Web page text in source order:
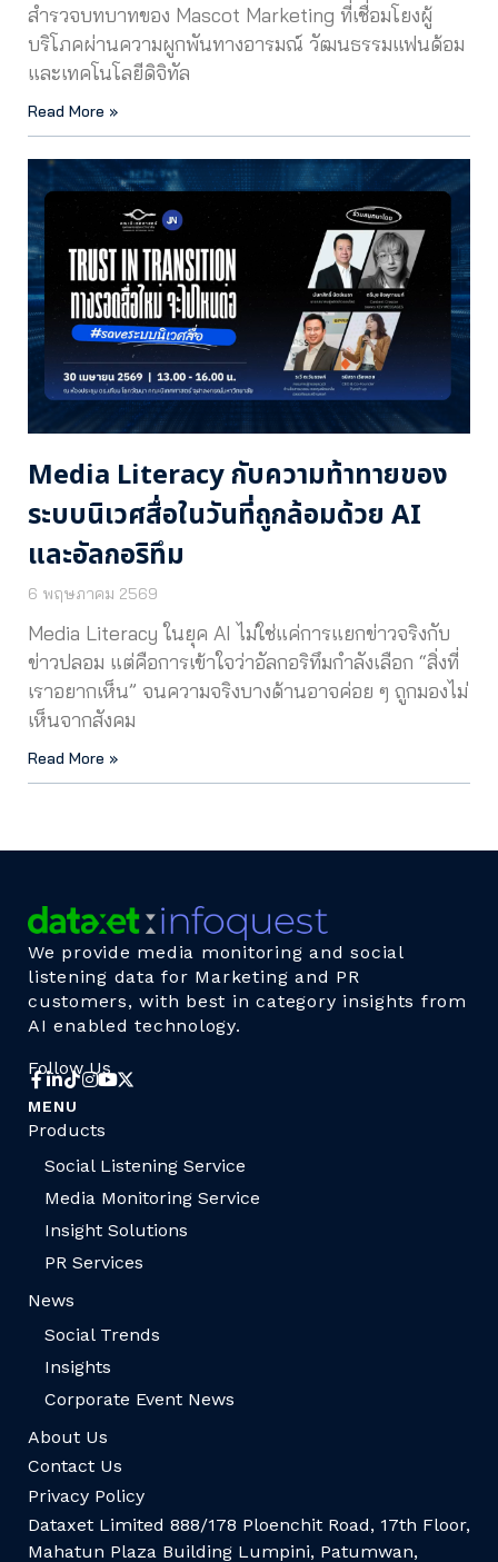
สำรวจบทบาทของ Mascot Marketing ที่เชื่อมโยงผู้
บริโภคผ่านความผูกพันทางอารมณ์ วัฒนธรรมแฟนด้อม
และเทคโนโลยีดิจิทัล
Read More »
Media Literacy กับความท้าทายของ
ระบบนิเวศสื่อในวันที่ถูกล้อมด้วย AI
และอัลกอริทึม
6 พฤษภาคม 2569
Media Literacy ในยุค AI ไม่ใช่แค่การแยกข่าวจริงกับ
ข่าวปลอม แต่คือการเข้าใจว่าอัลกอริทึมกำลังเลือก “สิ่งที่
เราอยากเห็น” จนความจริงบางด้านอาจค่อย ๆ ถูกมองไม่
เห็นจากสังคม
Read More »
We provide media monitoring and social
listening data for Marketing and PR
customers, with best in category insights from
AI enabled technology.
Follow Us
MENU
Products
Social Listening Service
Media Monitoring Service
Insight Solutions
PR Services
News
Social Trends
Insights
Corporate Event News
About Us
Contact Us
Privacy Policy
Dataxet Limited 888/178 Ploenchit Road, 17th Floor,
Mahatun Plaza Building Lumpini, Patumwan,